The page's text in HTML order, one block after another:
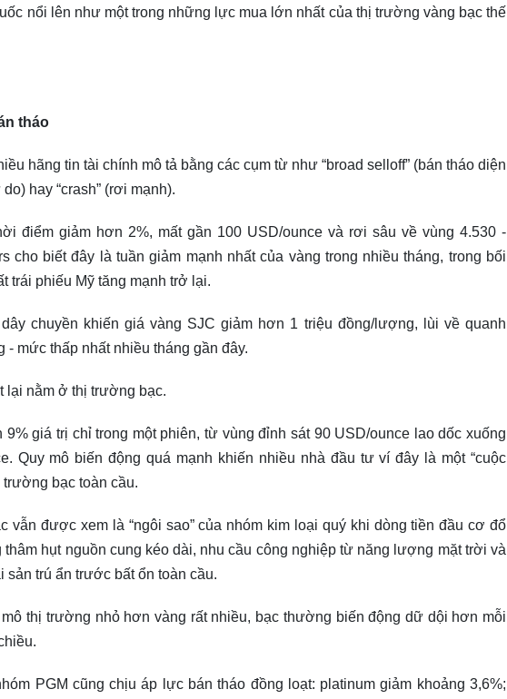
nổi lên như một trong những lực mua lớn nhất của thị trường vàng bạc thế
tháo
hãng tin tài chính mô tả bằng các cụm từ như “broad selloff” (bán tháo diện
hay “crash” (rơi mạnh).
điểm giảm hơn 2%, mất gần 100 USD/ounce và rơi sâu về vùng 4.530 -
cho biết đây là tuần giảm mạnh nhất của vàng trong nhiều tháng, trong bối
trái phiếu Mỹ tăng mạnh trở lại.
chuyền khiến giá vàng SJC giảm hơn 1 triệu đồng/lượng, lùi về quanh
mức thấp nhất nhiều tháng gần đây.
lại nằm ở thị trường bạc.
giá trị chỉ trong một phiên, từ vùng đỉnh sát 90 USD/ounce lao dốc xuống
Quy mô biến động quá mạnh khiến nhiều nhà đầu tư ví đây là một “cuộc
trường bạc toàn cầu.
vẫn được xem là “ngôi sao” của nhóm kim loại quý khi dòng tiền đầu cơ đổ
hụt nguồn cung kéo dài, nhu cầu công nghiệp từ năng lượng mặt trời và
sản trú ẩn trước bất ổn toàn cầu.
thị trường nhỏ hơn vàng rất nhiều, bạc thường biến động dữ dội hơn mỗi
PGM cũng chịu áp lực bán tháo đồng loạt: platinum giảm khoảng 3,6%;